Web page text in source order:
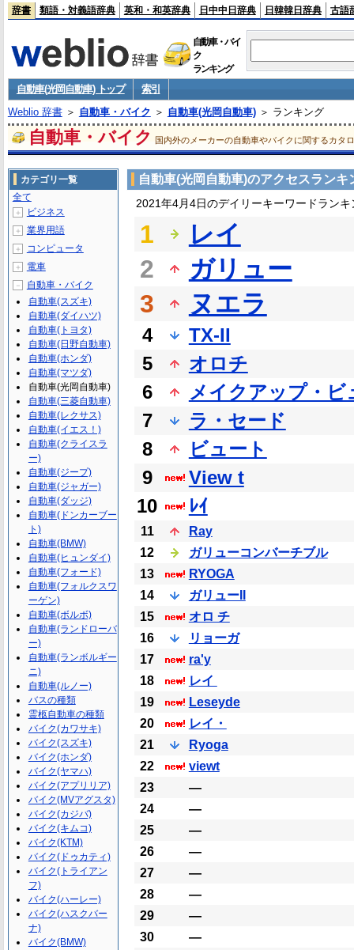
辞書 類語・対義語辞典 英和・和英辞典 日中中日辞典 日韓韓日辞典 古語
自動車・バイ
ク
ランキング
自動車(光岡自動車) トップ
索引
Weblio 辞書＞ 自動車・バイク ＞ 自動車(光岡自動車)＞ ランキング
自動車・バイク 国内外のメーカーの自動車やバイクに関するカタ
自動車(光岡自動車)のアクセスランキ
2021年4月4日のデイリーキーワードランキ
1
レイ
2
ガリュー
3
ヌエラ
4
TX-II
5
オロチ
6
メイクアップ・ビ
7
ラ・セード
8
ビュート
9
View t
10
ﾚｲ
11
Ray
12
ガリューコンバーチブル
13
RYOGA
14
ガリューII
15
オロ チ
16
リョーガ
17
ra'y
18
レイ
19
Leseyde
20
レイ・
21
Ryoga
22
viewt
23
―
24
―
25
―
26
―
27
―
28
―
29
―
30
―
カテゴリ一覧
全て
＋ ビジネス
＋ 業界用語
＋ コンピュータ
＋ 電車
－
自動車・バイク
自動車(スズキ)
自動車(ダイハツ)
自動車(トヨタ)
自動車(日野自動車)
自動車(ホンダ)
自動車(マツダ)
自動車(光岡自動車)
自動車(三菱自動車)
自動車(レクサス)
自動車(イエス！)
自動車(クライスラ
ー)
自動車(ジープ)
自動車(ジャガー)
自動車(ダッジ)
自動車(ドンカーブー
ト)
自動車(BMW)
自動車(ヒュンダイ)
自動車(フォード)
自動車(フォルクスワ
ーゲン)
自動車(ボルボ)
自動車(ランドローバ
ー)
自動車(ランボルギー
ニ)
自動車(ルノー)
バスの種類
霊柩自動車の種類
バイク(カワサキ)
バイク(スズキ)
バイク(ホンダ)
バイク(ヤマハ)
バイク(アプリリア)
バイク(MVアグスタ)
バイク(カジバ)
バイク(キムコ)
バイク(KTM)
バイク(ドゥカティ)
バイク(トライアン
フ)
バイク(ハーレー)
バイク(ハスクバー
ナ)
バイク(BMW)